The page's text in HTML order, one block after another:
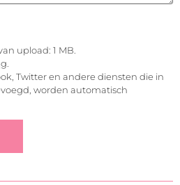
upload: 1 MB.
Twitter en andere diensten die in
worden automatisch